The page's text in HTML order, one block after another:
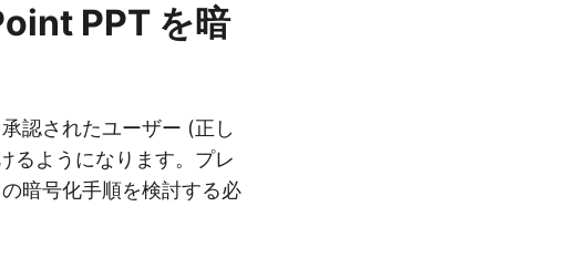
PPT を暗
認されたユーザー (正し
るようになります。プレ
暗号化手順を検討する必